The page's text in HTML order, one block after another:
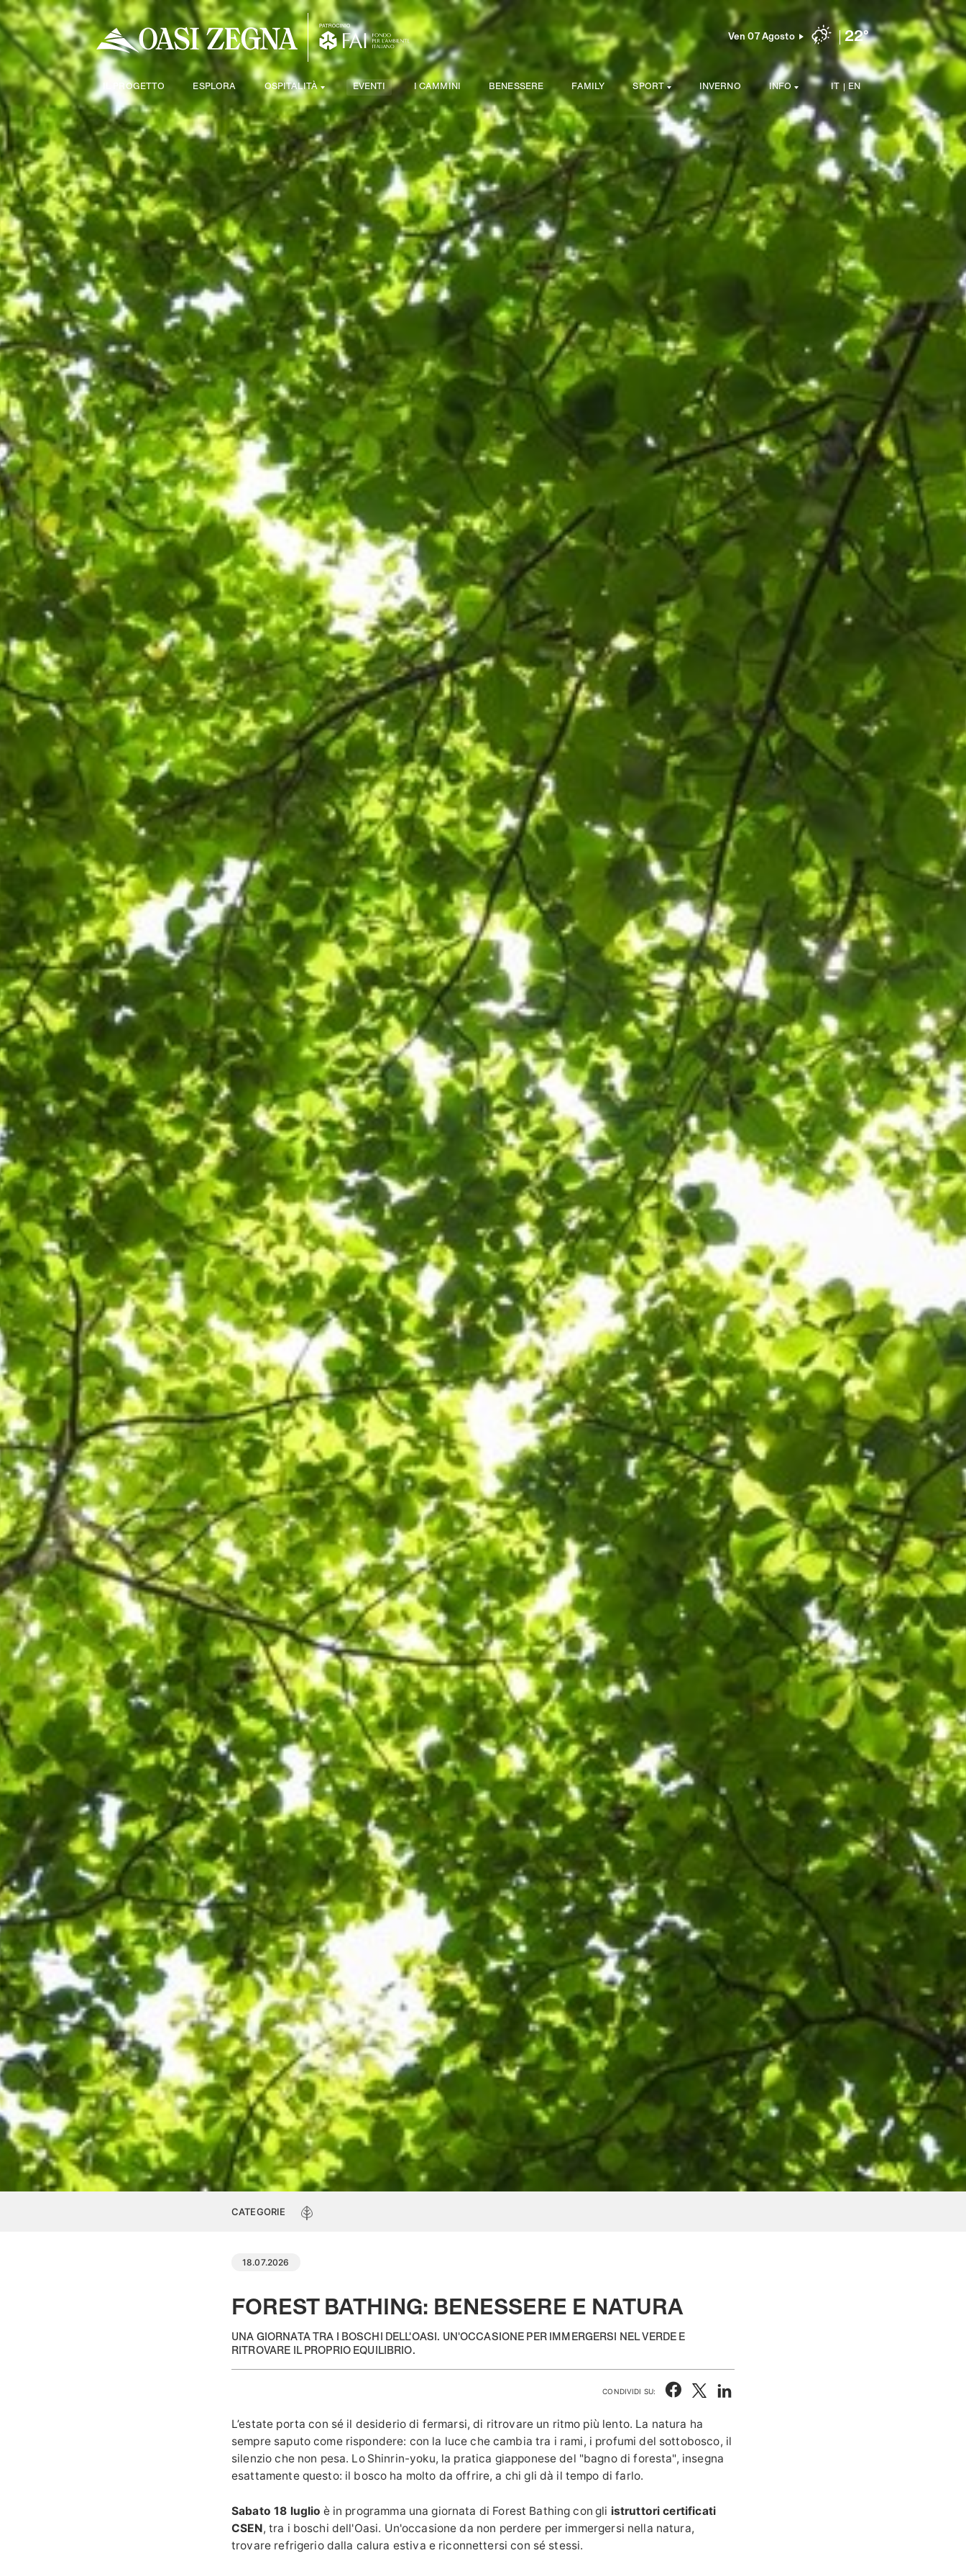
Ven 07 Agosto 22°
IL PROGETTO ESPLORA OSPITALITÀ EVENTI I CAMMINI BENESSERE FAMILY SPORT INVERNO INFO IT EN
CATEGORIE
18.07.2026
FOREST BATHING: BENESSERE E NATURA
UNA GIORNATA TRA I BOSCHI DELL'OASI. UN'OCCASIONE PER IMMERGERSI NEL VERDE E
RITROVARE IL PROPRIO EQUILIBRIO.
CONDIVIDI SU:
L’estate porta con sé il desiderio di fermarsi, di ritrovare un ritmo più lento. La natura ha
sempre saputo come rispondere: con la luce che cambia tra i rami, i profumi del sottobosco, il
silenzio che non pesa. Lo Shinrin-yoku, la pratica giapponese del "bagno di foresta", insegna
esattamente questo: il bosco ha molto da offrire, a chi gli dà il tempo di farlo.
Sabato 18 luglio è in programma una giornata di Forest Bathing con gli istruttori certificati
CSEN, tra i boschi dell'Oasi. Un'occasione da non perdere per immergersi nella natura,
trovare refrigerio dalla calura estiva e riconnettersi con sé stessi.